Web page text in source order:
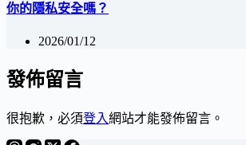
你的隱私安全嗎？
2026/01/12
發佈留言
很抱歉，必須登入網站才能發佈留言。